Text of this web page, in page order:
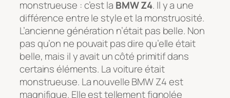
monstrueuse : c’est la BMW Z4. Il y a une
différence entre le style et la monstruosité.
L’ancienne génération n’était pas belle. Non
pas qu’on ne pouvait pas dire qu’elle était
belle, mais il y avait un côté primitif dans
certains éléments. La voiture était
monstrueuse. La nouvelle BMW Z4 est
magnifique. Elle est tellement fignolée